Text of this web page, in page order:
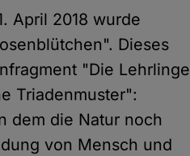
April 2018 wurde
Dieses
"Die Lehrlinge
Triadenmuster":
dem die Natur noch
von Mensch und